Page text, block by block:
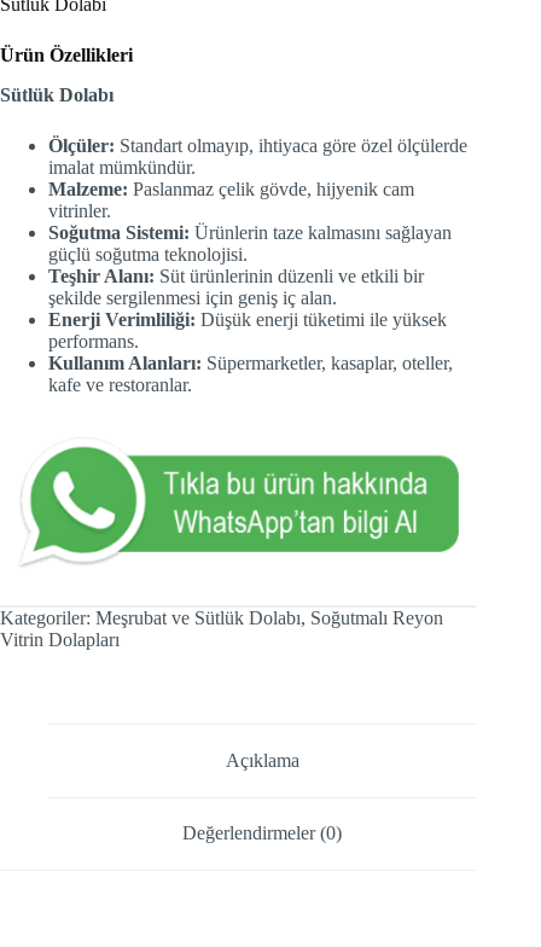
Sütlük Dolabı
Ürün Özellikleri
Sütlük Dolabı
Ölçüler: Standart olmayıp, ihtiyaca göre özel ölçülerde
imalat mümkündür.
Malzeme: Paslanmaz çelik gövde, hijyenik cam
vitrinler.
Soğutma Sistemi: Ürünlerin taze kalmasını sağlayan
güçlü soğutma teknolojisi.
Teşhir Alanı: Süt ürünlerinin düzenli ve etkili bir
şekilde sergilenmesi için geniş iç alan.
Enerji Verimliliği: Düşük enerji tüketimi ile yüksek
performans.
Kullanım Alanları: Süpermarketler, kasaplar, oteller,
kafe ve restoranlar.
Kategoriler: Meşrubat ve Sütlük Dolabı, Soğutmalı Reyon
Vitrin Dolapları
Açıklama
Değerlendirmeler (0)